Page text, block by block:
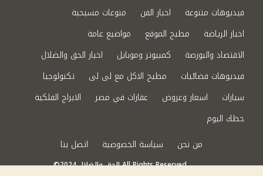
فيديوهات متنوعة
اخبار الفن
منوعات مسيحية
اخبار الرياضة
مطبخ الموقع
مواضيع عامة
الاقتصاد والبورصة
كمبيوتر وموبايل
اخبار الحق والضلال
فيديوهات فضائيات
مطبخ الاكل مع لى لى
تكنولوجيا
سيارات
اسعار وعروض عقارات في مصر
الابراج الفلكية
حظك اليوم
من نحن
سياسة الخصوصية اتصل بنا
©2024 الحق والضلال All Rights Reserved.